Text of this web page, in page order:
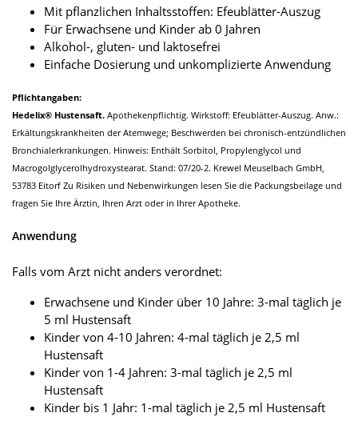
Mit pflanzlichen Inhaltsstoffen: Efeublätter-Auszug
Für Erwachsene und Kinder ab 0 Jahren
Alkohol-, gluten- und laktosefrei
Einfache Dosierung und unkomplizierte Anwendung
Pflichtangaben:
Hedelix® Hustensaft. Apothekenpflichtig. Wirkstoff: Efeublätter-Auszug. Anw.:
Erkältungskrankheiten der Atemwege; Beschwerden bei chronisch-entzündlichen
Bronchialerkrankungen. Hinweis: Enthält Sorbitol, Propylenglycol und
Macrogolglycerolhydroxystearat. Stand: 07/20-2. Krewel Meuselbach GmbH,
53783 Eitorf Zu Risiken und Nebenwirkungen lesen Sie die Packungsbeilage und
fragen Sie Ihre Ärztin, Ihren Arzt oder in Ihrer Apotheke.
Anwendung
Falls vom Arzt nicht anders verordnet:
Erwachsene und Kinder über 10 Jahre: 3-mal täglich je
5 ml Hustensaft
Kinder von 4-10 Jahren: 4-mal täglich je 2,5 ml
Hustensaft
Kinder von 1-4 Jahren: 3-mal täglich je 2,5 ml
Hustensaft
Kinder bis 1 Jahr: 1-mal täglich je 2,5 ml Hustensaft